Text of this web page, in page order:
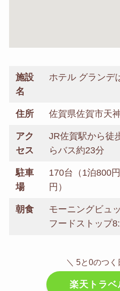
施設
名
ホテル グランデ
住所 佐賀県佐賀市天
アク
セス
JR佐賀駅から徒
らバス約23分
駐車
場
170台（1泊800
円）
朝食
モーニングビュ
フードストップ
＼ 5と0のつく
楽天トラベ